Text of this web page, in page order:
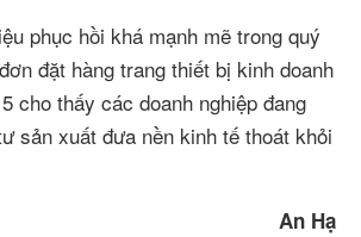
phục hồi khá mạnh mẽ trong quý
đặt hàng trang thiết bị kinh doanh
cho thấy các doanh nghiệp đang
sản xuất đưa nền kinh tế thoát khỏi
An Hạ